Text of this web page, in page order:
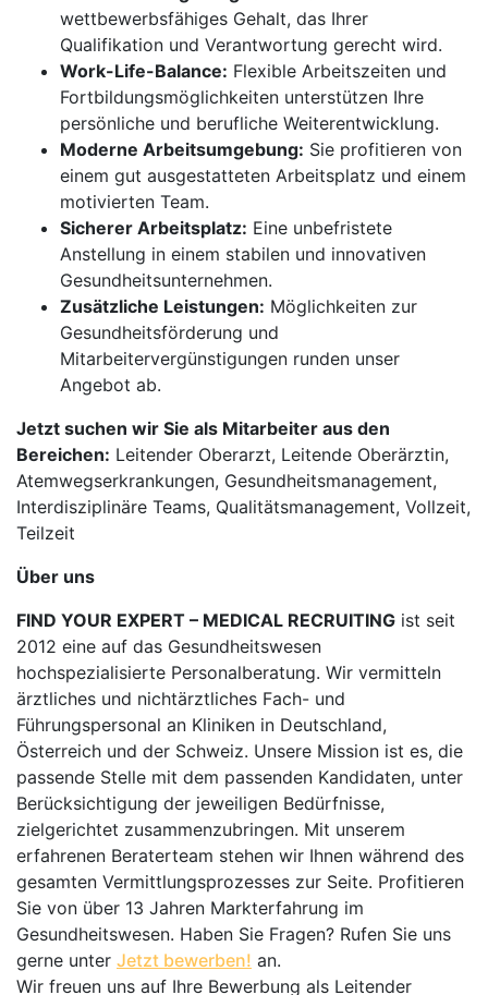
wettbewerbsfähiges Gehalt, das Ihrer
Qualifikation und Verantwortung gerecht wird.
Work-Life-Balance: Flexible Arbeitszeiten und
Fortbildungsmöglichkeiten unterstützen Ihre
persönliche und berufliche Weiterentwicklung.
Moderne Arbeitsumgebung: Sie profitieren von
einem gut ausgestatteten Arbeitsplatz und einem
motivierten Team.
Sicherer Arbeitsplatz: Eine unbefristete
Anstellung in einem stabilen und innovativen
Gesundheitsunternehmen.
Zusätzliche Leistungen: Möglichkeiten zur
Gesundheitsförderung und
Mitarbeitervergünstigungen runden unser
Angebot ab.
Jetzt suchen wir Sie als Mitarbeiter aus den
Bereichen: Leitender Oberarzt, Leitende Oberärztin,
Atemwegserkrankungen, Gesundheitsmanagement,
Interdisziplinäre Teams, Qualitätsmanagement, Vollzeit,
Teilzeit
Über uns
FIND YOUR EXPERT – MEDICAL RECRUITING ist seit
2012 eine auf das Gesundheitswesen
hochspezialisierte Personalberatung. Wir vermitteln
ärztliches und nichtärztliches Fach- und
Führungspersonal an Kliniken in Deutschland,
Österreich und der Schweiz. Unsere Mission ist es, die
passende Stelle mit dem passenden Kandidaten, unter
Berücksichtigung der jeweiligen Bedürfnisse,
zielgerichtet zusammenzubringen. Mit unserem
erfahrenen Beraterteam stehen wir Ihnen während des
gesamten Vermittlungsprozesses zur Seite. Profitieren
Sie von über 13 Jahren Markterfahrung im
Gesundheitswesen. Haben Sie Fragen? Rufen Sie uns
gerne unter Jetzt bewerben! an.
Wir freuen uns auf Ihre Bewerbung als Leitender